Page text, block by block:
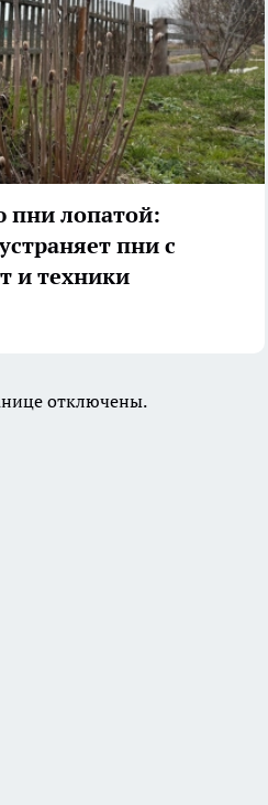
пни лопатой:
пни с
и техники
отключены.